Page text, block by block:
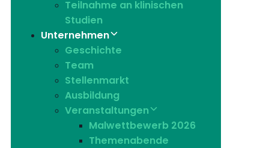
Teilnahme an klinischen
Studien
Unternehmen
Geschichte
Team
Stellenmarkt
Ausbildung
Veranstaltungen
Malwettbewerb 2026
Themenabende